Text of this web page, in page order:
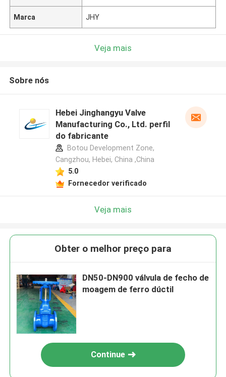
Marca JHY
Veja mais
Sobre nós
Hebei Jinghangyu Valve
Manufacturing Co., Ltd. perfil
do fabricante
Botou Development Zone,
Cangzhou, Hebei, China ,China
5.0
Fornecedor verificado
Veja mais
Obter o melhor preço para
DN50-DN900 válvula de fecho de
moagem de ferro dúctil
Continue